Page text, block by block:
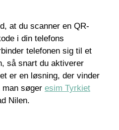
at du scanner en QR-
i din telefons
telefonen sig til et
så snart du aktiverer
er en løsning, der vinder
man søger esim Tyrkiet
Nilen.